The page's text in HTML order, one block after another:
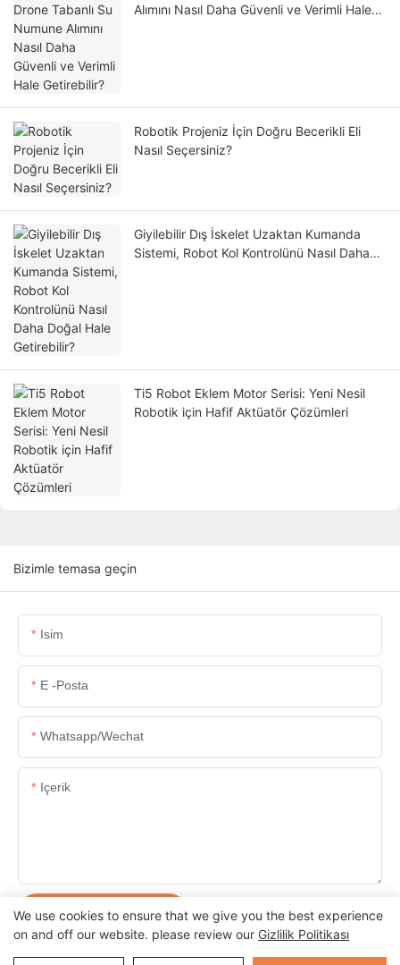
Alımını Nasıl Daha Güvenli ve Verimli Hale
Robotik Projeniz İçin Doğru Becerikli Eli
Nasıl Seçersiniz?
Giyilebilir Dış İskelet Uzaktan Kumanda
Sistemi, Robot Kol Kontrolünü Nasıl Daha
Ti5 Robot Eklem Motor Serisi: Yeni Nesil
Robotik için Hafif Aktüatör Çözümleri
Bizimle temasa geçin
Isim
E -posta
Whatsapp/wechat
Içerik
ŞIMDI SORUŞTURMA
We use cookies to ensure that we give you the best experience
on and off our website. please review our Gizlilik Politikası